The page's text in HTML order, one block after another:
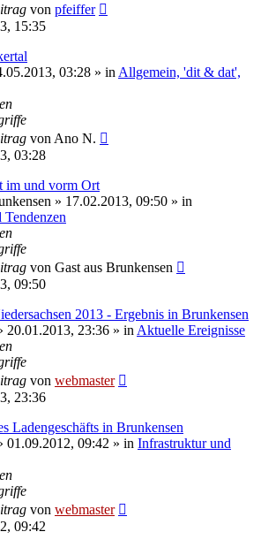
von pfeiffer
15:35
03:28 » in Allgemein, 'dit & dat',
von Ano N.
03:28
im und vorm Ort
» 17.02.2013, 09:50 » in
von Gast aus Brunkensen
09:50
2013 - Ergebnis in Brunkensen
20.01.2013, 23:36 » in Aktuelle Ereignisse
von webmaster
23:36
Ladengeschäfts in Brunkensen
01.09.2012, 09:42 » in Infrastruktur und
von webmaster
09:42